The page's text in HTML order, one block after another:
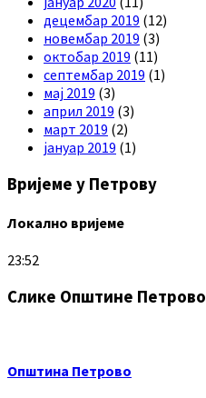
децембар 2019 (12)
новембар 2019 (3)
октобар 2019 (11)
септембар 2019 (1)
мај 2019 (3)
април 2019 (3)
март 2019 (2)
јануар 2019 (1)
Вријеме у Петрову
Локално вријеме
23:52
Слике Општине Петрово
Општина Петрово